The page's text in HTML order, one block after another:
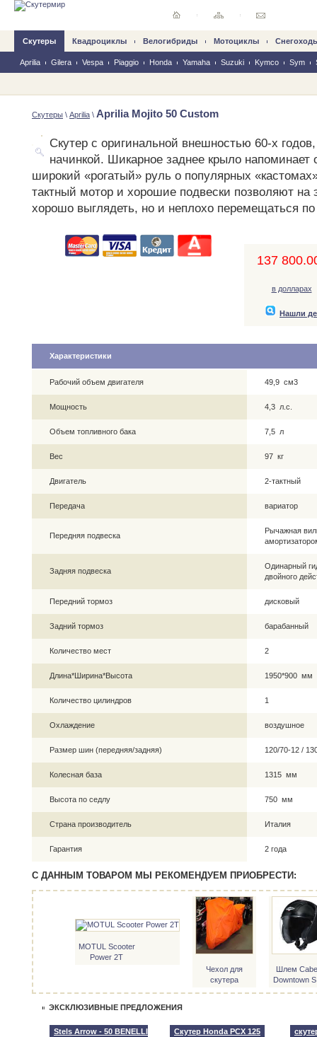
Скутеры
Aprilia Gilera Vespa Piaggio Honda Yamaha Suzuki Kymco Sym
Квадроциклы Велогибриды Mотоциклы
Скутеры \ Aprilia \ Aprilia Mojito 50 Custom
Скутер с оригинальной внешностью 60-х
начинкой. Шикарное заднее крыло напоминает
широкий «рогатый» руль о популярных
тактный мотор и хорошие подвески позволяют на
хорошо выглядеть, но и неплохо перемещаться
137
в долларах
Нашли
Характеристики
Рабочий объем двигателя 49,9 см3
Мощность 4,3 л.с.
Объем топливного бака 7,5 л
Вес 97 кг
Двигатель 2-тактный
Передача вариатор
Передняя подвеска
Рычажная
Задняя подвеска
Одинарный
двойного
Передний тормоз дисковый
Задний тормоз барабанный
Количество мест 2
Длина*Ширина*Высота 1950*900 мм
Количество цилиндров 1
Охлаждение воздушное
Размер шин (передняя/задняя) 120/70-12 /
Колесная база 1315 мм
Высота по седлу 750 мм
Страна производитель Италия
Гарантия 2 года
С ДАННЫМ ТОВАРОМ МЫ РЕКОМЕНДУЕМ ПРИОБРЕСТИ:
MOTUL Scooter
Power 2T
Чехол для
скутера
Шлем
Downtown
ЭКСКЛЮЗИВНЫЕ ПРЕДЛОЖЕНИЯ
Stels Arrow - 50 BENELLI
Скутер Honda PCX 125